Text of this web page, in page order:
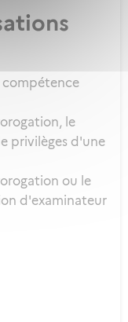
compétence
le
privilèges d'une
ou le
d'examinateur